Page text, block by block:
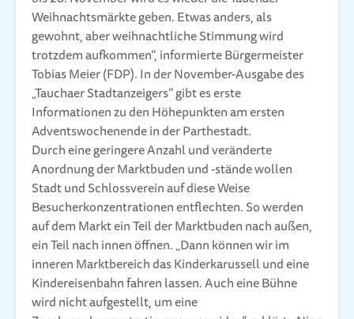
Weihnachtsmärkte geben. Etwas anders, als
gewohnt, aber weihnachtliche Stimmung wird
trotzdem aufkommen“, informierte Bürgermeister
Tobias Meier (FDP). In der November-Ausgabe des
„Tauchaer Stadtanzeigers“ gibt es erste
Informationen zu den Höhepunkten am ersten
Adventswochenende in der Parthestadt.
Durch eine geringere Anzahl und veränderte
Anordnung der Marktbuden und -stände wollen
Stadt und Schlossverein auf diese Weise
Besucherkonzentrationen entflechten. So werden
auf dem Markt ein Teil der Marktbuden nach außen,
ein Teil nach innen öffnen. „Dann können wir im
inneren Marktbereich das Kinderkarussell und eine
Kindereisenbahn fahren lassen. Auch eine Bühne
wird nicht aufgestellt, um eine